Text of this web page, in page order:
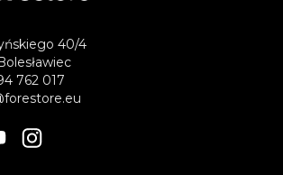
40/4
762 017
YouTube